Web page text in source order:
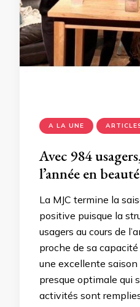
A LA UNE
Avec 984
l’année en beauté
La MJC termine la
positive puisque la
usagers au cours de
proche de sa capacité
une excellente saison
presque optimale qui
activités sont